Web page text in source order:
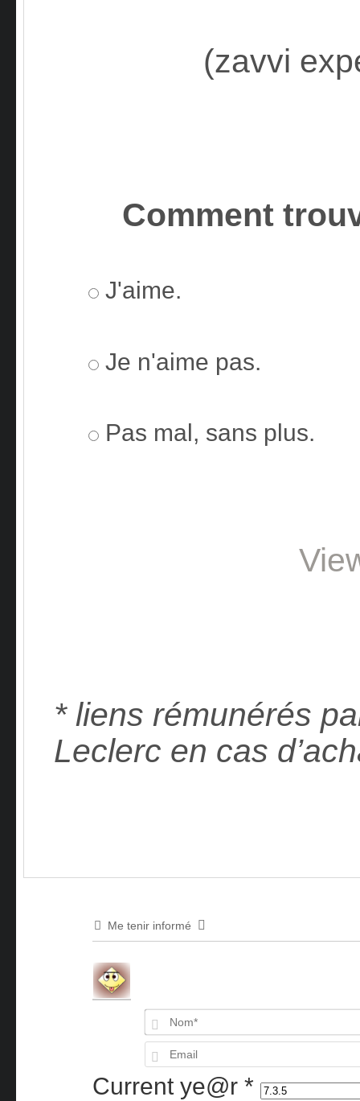
(zavvi
Comment
J'aime.
Je n'aime pas.
Pas mal, sans plus.
* liens rémunérés
Leclerc en cas
Me tenir informé
Current ye@r *